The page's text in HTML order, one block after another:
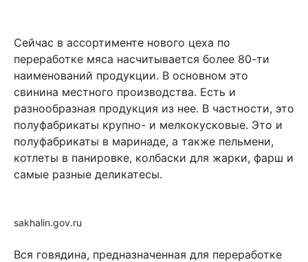
Сейчас в ассортименте нового цеха по
переработке мяса насчитывается более 80-ти
наименований продукции. В основном это
свинина местного производства. Есть и
разнообразная продукция из нее. В частности, это
полуфабрикаты крупно- и мелкокусковые. Это и
полуфабрикаты в маринаде, а также пельмени,
котлеты в панировке, колбаски для жарки, фарш и
самые разные деликатесы.
sakhalin.gov.ru
Вся говядина, предназначенная для переработке